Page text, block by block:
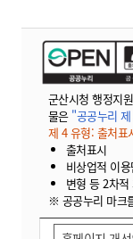
군산시청 행정지
물은 "공공누리
제 4 유형: 출처표
출처표시
비상업적 이
변형 등 2차
※ 공공누리 마크